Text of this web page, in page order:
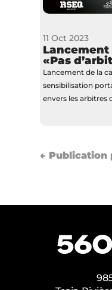
11 Oct 2023
«Pas
Lancement de la
sensibilisation
envers les arbitres
← Publication